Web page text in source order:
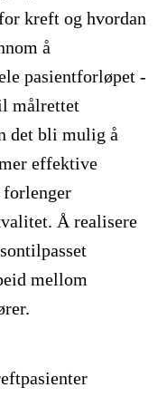
kreft og hvordan
å
pasientforløpet -
målrettet
det bli mulig å
effektive
forlenger
Å realisere
mellom